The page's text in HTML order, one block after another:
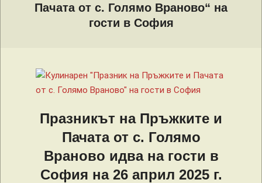
Пачата от с. Голямо Враново“ на
гости в София
Празникът на Пръжките и
Пачата от с. Голямо
Враново идва на гости в
София на 26 април 2025 г.